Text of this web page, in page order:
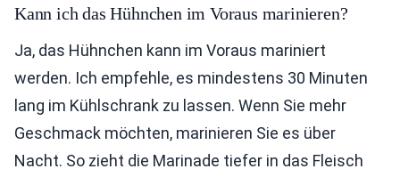
Kann ich das Hühnchen im Voraus marinieren?
Ja, das Hühnchen kann im Voraus mariniert
werden. Ich empfehle, es mindestens 30 Minuten
lang im Kühlschrank zu lassen. Wenn Sie mehr
Geschmack möchten, marinieren Sie es über
Nacht. So zieht die Marinade tiefer in das Fleisch